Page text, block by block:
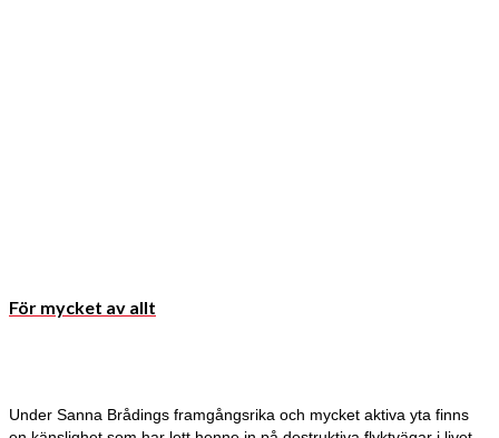
För mycket av allt
Under Sanna Brådings framgångsrika och mycket aktiva yta finns